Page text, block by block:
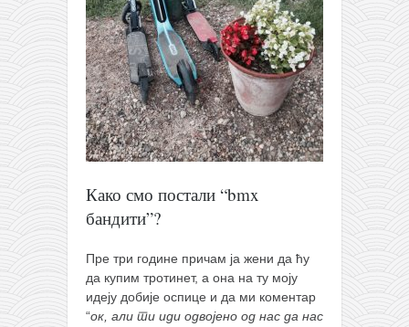
кушанку
пасаи
темашивари
кобудо
нунчаку
бо
тонфа
саи
тимбеи рочин
тсунами дојо
програм
Како смо постали “bmx
бандити”?
Пре три године причам ја жени да ћу
да купим тротинет, а она на ту моју
идеју добије оспице и да ми коментар
“ок, али ти иди одвојено од нас да нас